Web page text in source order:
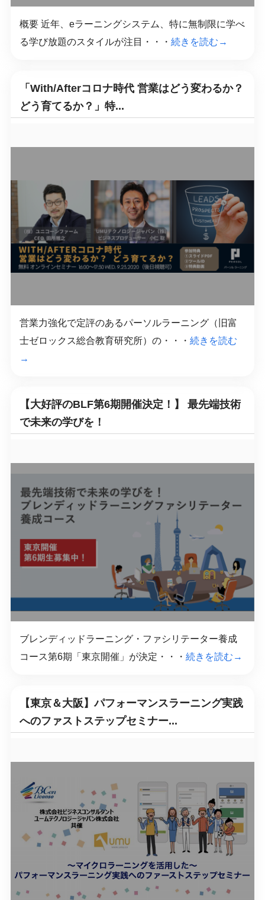
概要 近年、eラーニングシステム、特に無制限に学べ
る学び放題のスタイルが注目・・・ 続きを読む→
「With/Afterコロナ時代 営業はどう変わるか？
どう育てるか？」特...
営業力強化で定評のあるパーソルラーニング（旧富
士ゼロックス総合教育研究所）の・・・ 続きを読む
→
【大好評のBLF第6期開催決定！】 最先端技術
で未来の学びを！
ブレンディッドラーニング・ファシリテーター養成
コース第6期「東京開催」が決定・・・ 続きを読む→
【東京＆大阪】パフォーマンスラーニング実践
へのファストステップセミナー...